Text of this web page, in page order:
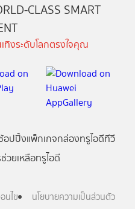
CLASS SMART
งระดับโลกตรงใจคุณ
อปปิ้งแพ็กเกจกล่องทรูไอดีทีวี
วยเหลือทรูไอดี
นไข
นโยบายความเป็นส่วนตัว